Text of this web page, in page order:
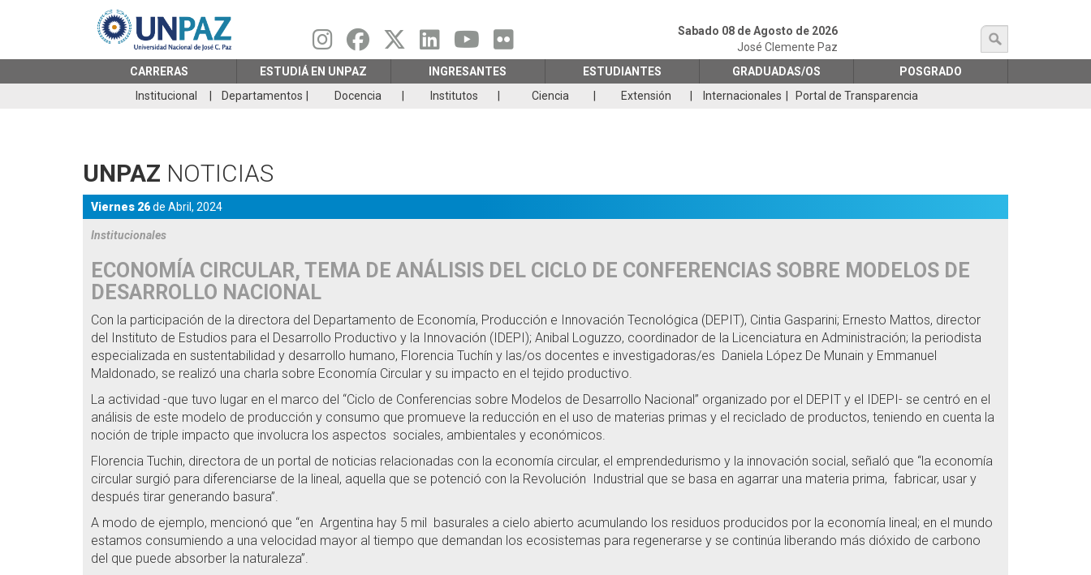
principal
búsqueda
Sabado 08 de Agosto de 2026
José Clemente Paz
CARRERAS
ESTUDIÁ EN UNPAZ INGRESANTES ESTUDIANTES GRADUADAS/OS
POSGRADO
Institucional
Departamentos Docencia Institutos Ciencia Extensión Internacionales Portal de Transparencia
UNPAZ NOTICIAS
Viernes 26de Abril, 2024
Institucionales
ECONOMÍA CIRCULAR, TEMA DE ANÁLISIS DEL CICLO DE CONFERENCIAS SOBRE MODELOS DE
DESARROLLO NACIONAL
Con la participación de la directora del Departamento de Economía, Producción e Innovación Tecnológica (DEPIT), Cintia Gasparini; Ernesto Mattos, director
del Instituto de Estudios para el Desarrollo Productivo y la Innovación (IDEPI); Anibal Loguzzo, coordinador de la Licenciatura en Administración; la periodista
especializada en sustentabilidad y desarrollo humano, Florencia Tuchín y las/os docentes e investigadoras/es Daniela López De Munain y Emmanuel
Maldonado, se realizó una charla sobre Economía Circular y su impacto en el tejido productivo.
La actividad -que tuvo lugar en el marco del “Ciclo de Conferencias sobre Modelos de Desarrollo Nacional” organizado por el DEPIT y el IDEPI- se centró en el
análisis de este modelo de producción y consumo que promueve la reducción en el uso de materias primas y el reciclado de productos, teniendo en cuenta la
noción de triple impacto que involucra los aspectos sociales, ambientales y económicos.
Florencia Tuchin, directora de un portal de noticias relacionadas con la economía circular, el emprendedurismo y la innovación social, señaló que “la economía
circular surgió para diferenciarse de la lineal, aquella que se potenció con la Revolución Industrial que se basa en agarrar una materia prima, fabricar, usar y
después tirar generando basura”.
A modo de ejemplo, mencionó que “en Argentina hay 5 mil basurales a cielo abierto acumulando los residuos producidos por la economía lineal; en el mundo
estamos consumiendo a una velocidad mayor al tiempo que demandan los ecosistemas para regenerarse y se continúa liberando más dióxido de carbono
del que puede absorber la naturaleza”.